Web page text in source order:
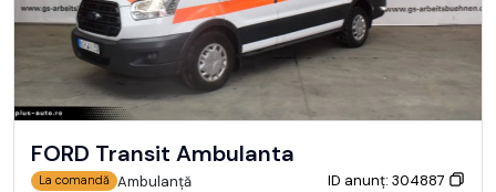
FORD Transit Ambulanta
La comandă Ambulanță ID anunț: 304887